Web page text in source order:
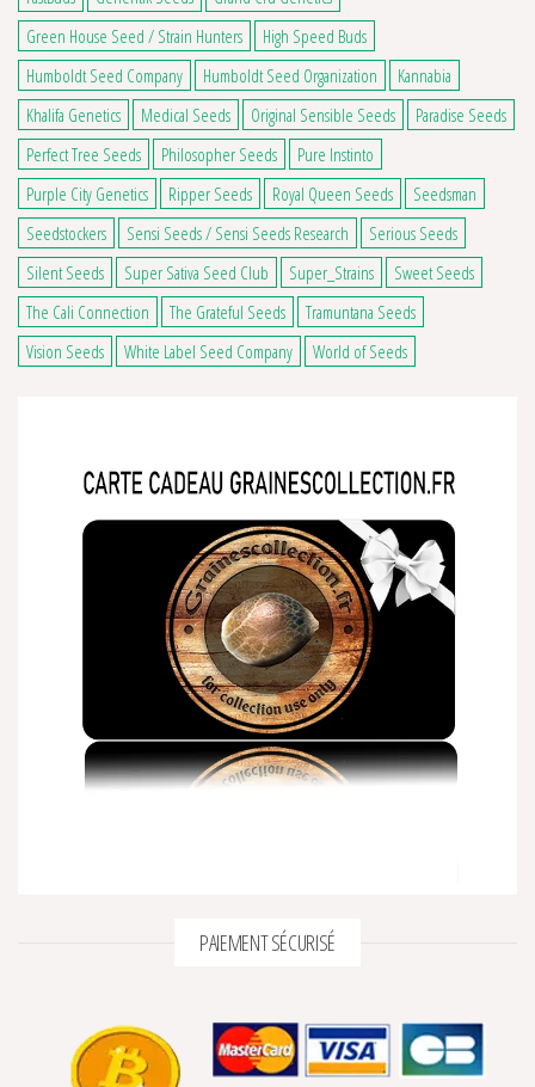
Green House Seed / Strain Hunters
High Speed Buds
Humboldt Seed Company
Humboldt Seed Organization
Kannabia
Khalifa Genetics
Medical Seeds Original Sensible Seeds
Paradise Seeds
Perfect Tree Seeds
Philosopher Seeds
Pure Instinto
Purple City Genetics
Ripper Seeds Royal Queen Seeds
Seedsman
Seedstockers
Sensi Seeds / Sensi Seeds Research
Serious Seeds
Silent Seeds
Super Sativa Seed Club Super_Strains
Sweet Seeds
The Cali Connection
The Grateful Seeds
Tramuntana Seeds
Vision Seeds
White Label Seed Company World of Seeds
PAIEMENT SÉCURISÉ